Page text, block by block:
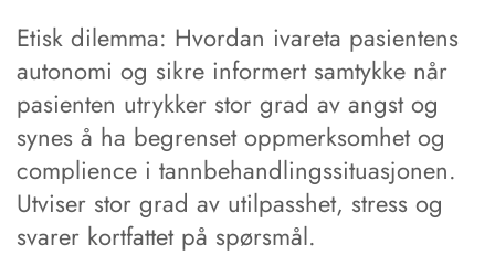
Etisk dilemma: Hvordan ivareta pasientens
autonomi og sikre informert samtykke når
pasienten utrykker stor grad av angst og
synes å ha begrenset oppmerksomhet og
complience i tannbehandlingssituasjonen.
Utviser stor grad av utilpasshet, stress og
svarer kortfattet på spørsmål.